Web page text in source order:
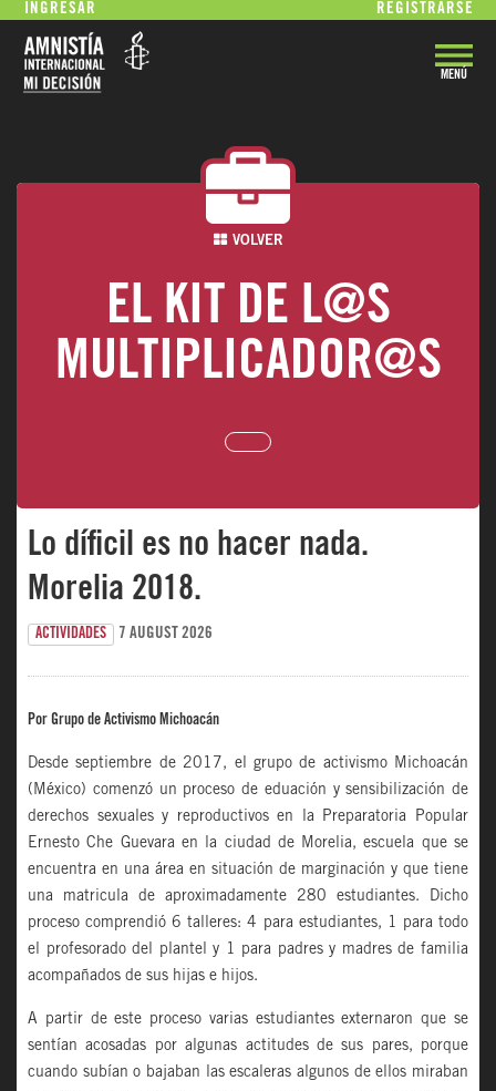
INGRESAR REGISTRARSE
MENÚ
VOLVER
EL KIT DE L@S
MULTIPLICADOR@S
Lo díficil es no hacer nada.
Morelia 2018.
ACTIVIDADES 7 AUGUST 2026
Por Grupo de Activismo Michoacán
Desde septiembre de 2017, el grupo de activismo Michoacán
(México) comenzó un proceso de eduación y sensibilización de
derechos sexuales y reproductivos en la Preparatoria Popular
Ernesto Che Guevara en la ciudad de Morelia, escuela que se
encuentra en una área en situación de marginación y que tiene
una matricula de aproximadamente 280 estudiantes. Dicho
proceso comprendió 6 talleres: 4 para estudiantes, 1 para todo
el profesorado del plantel y 1 para padres y madres de familia
acompañados de sus hijas e hijos.
A partir de este proceso varias estudiantes externaron que se
sentían acosadas por algunas actitudes de sus pares, porque
cuando subían o bajaban las escaleras algunos de ellos miraban